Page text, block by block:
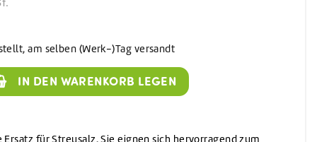
Bau & Renovierung
am selben (Werk-)Tag versandt
IN DEN WARENKORB LEGEN
für Streusalz. Sie eignen sich hervorragend zum